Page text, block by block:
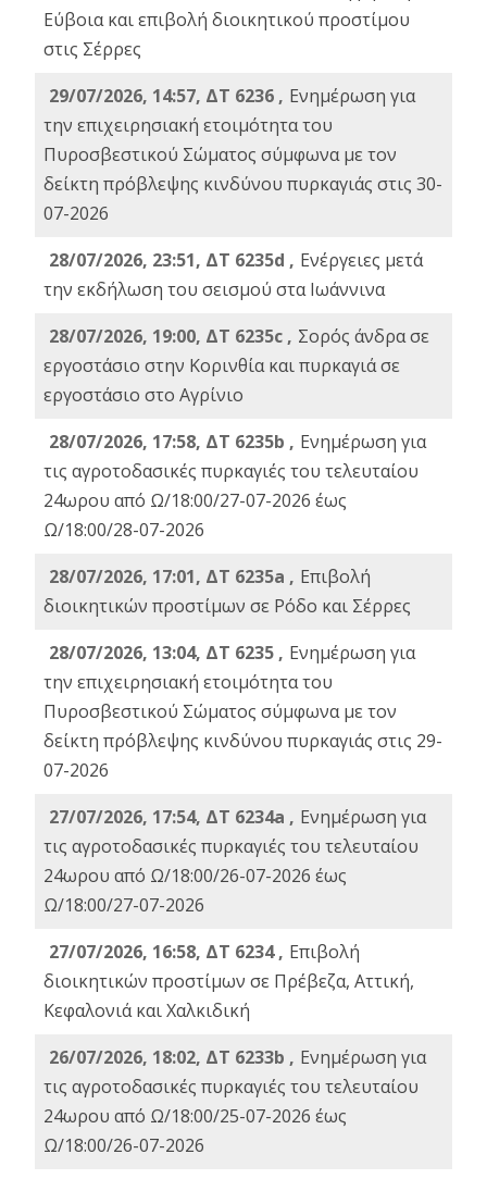
Εύβοια και επιβολή διοικητικού προστίμου
στις Σέρρες
29/07/2026, 14:57, ΔΤ 6236 , Ενημέρωση για
την επιχειρησιακή ετοιμότητα του
Πυροσβεστικού Σώματος σύμφωνα με τον
δείκτη πρόβλεψης κινδύνου πυρκαγιάς στις 30-
07-2026
28/07/2026, 23:51, ΔΤ 6235d , Ενέργειες μετά
την εκδήλωση του σεισμού στα Ιωάννινα
28/07/2026, 19:00, ΔΤ 6235c , Σορός άνδρα σε
εργοστάσιο στην Κορινθία και πυρκαγιά σε
εργοστάσιο στο Αγρίνιο
28/07/2026, 17:58, ΔΤ 6235b , Ενημέρωση για
τις αγροτοδασικές πυρκαγιές του τελευταίου
24ωρου από Ω/18:00/27-07-2026 έως
Ω/18:00/28-07-2026
28/07/2026, 17:01, ΔΤ 6235a , Eπιβολή
διοικητικών προστίμων σε Ρόδο και Σέρρες
28/07/2026, 13:04, ΔΤ 6235 , Ενημέρωση για
την επιχειρησιακή ετοιμότητα του
Πυροσβεστικού Σώματος σύμφωνα με τον
δείκτη πρόβλεψης κινδύνου πυρκαγιάς στις 29-
07-2026
27/07/2026, 17:54, ΔΤ 6234a , Ενημέρωση για
τις αγροτοδασικές πυρκαγιές του τελευταίου
24ωρου από Ω/18:00/26-07-2026 έως
Ω/18:00/27-07-2026
27/07/2026, 16:58, ΔΤ 6234 , Eπιβολή
διοικητικών προστίμων σε Πρέβεζα, Αττική,
Κεφαλονιά και Χαλκιδική
26/07/2026, 18:02, ΔΤ 6233b , Ενημέρωση για
τις αγροτοδασικές πυρκαγιές του τελευταίου
24ωρου από Ω/18:00/25-07-2026 έως
Ω/18:00/26-07-2026